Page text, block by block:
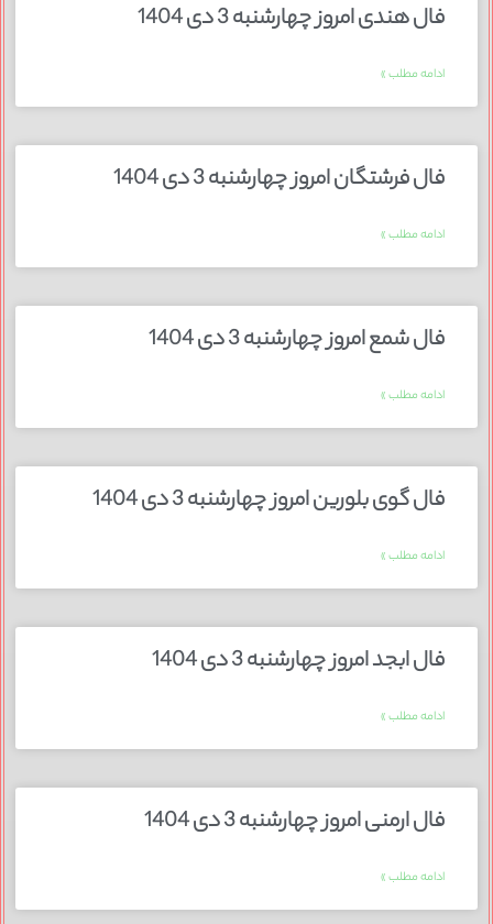
فال هندی امروز چهارشنبه 3 دی 1404
ادامه مطلب »
فال فرشتگان امروز چهارشنبه 3 دی 1404
ادامه مطلب »
فال شمع امروز چهارشنبه 3 دی 1404
ادامه مطلب »
فال گوی بلورین امروز چهارشنبه 3 دی 1404
ادامه مطلب »
فال ابجد امروز چهارشنبه 3 دی 1404
ادامه مطلب »
فال ارمنی امروز چهارشنبه 3 دی 1404
ادامه مطلب »